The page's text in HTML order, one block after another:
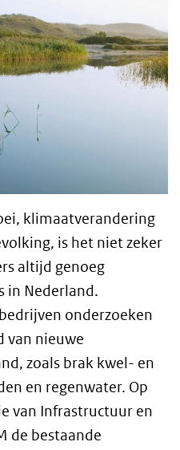
klimaatverandering
is het niet zeker
altijd genoeg
in Nederland.
onderzoeken
van nieuwe
zoals brak kwel- en
en regenwater. Op
van Infrastructuur en
de bestaande